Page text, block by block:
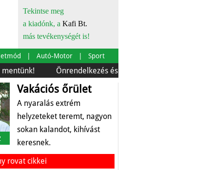
Tekintse meg
a kiadónk, a Kafi Bt.
más tevékenységét is!
Autó-Motor Sport
Önrendelkezés és szürkebarát
Vakációs őrület
A nyaralás extrém
helyzeteket teremt, nagyon
sokan kalandot, kihívást
keresnek.
rovat cikkei